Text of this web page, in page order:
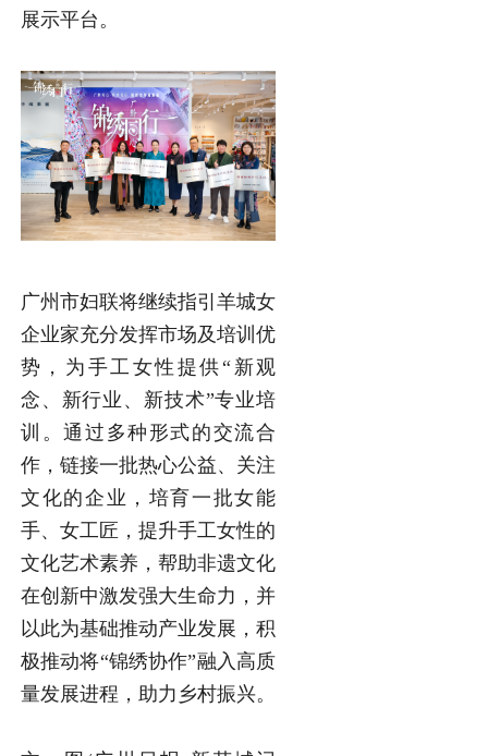
展示平台。
广州市妇联将继续指引羊城女
企业家充分发挥市场及培训优
势，为手工女性提供“新观
念、新行业、新技术”专业培
训。通过多种形式的交流合
作，链接一批热心公益、关注
文化的企业，培育一批女能
手、女工匠，提升手工女性的
文化艺术素养，帮助非遗文化
在创新中激发强大生命力，并
以此为基础推动产业发展，积
极推动将“锦绣协作”融入高质
量发展进程，助力乡村振兴。